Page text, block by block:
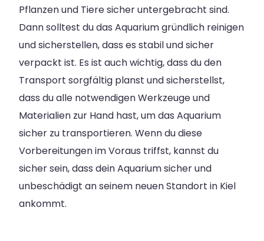
Pflanzen und Tiere sicher untergebracht sind.
Dann solltest du das Aquarium gründlich reinigen
und sicherstellen, dass es stabil und sicher
verpackt ist. Es ist auch wichtig, dass du den
Transport sorgfältig planst und sicherstellst,
dass du alle notwendigen Werkzeuge und
Materialien zur Hand hast, um das Aquarium
sicher zu transportieren. Wenn du diese
Vorbereitungen im Voraus triffst, kannst du
sicher sein, dass dein Aquarium sicher und
unbeschädigt an seinem neuen Standort in Kiel
ankommt.